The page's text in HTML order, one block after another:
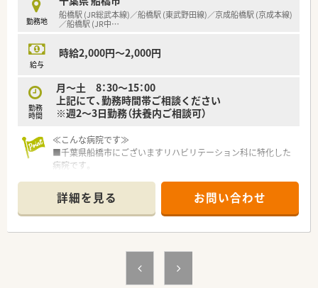
■年間休日120日、有給休暇の消化率98％！働き方改革を実現し
ている環境です。
■処方箋枚数は月間1300枚程度、外来はございません。
■常時3～4名／30～50代の方が在籍／薬剤師は全員ママさん薬
⇒子育てにも理解あり。お休みも協力しながら取得しておりま
す
■お休みも希望が出せ、土日連続でのお休みを取られる方も多い
■ドクターとの関係性良好
■駐車場あり／車通勤可能
■保育所・図書室・食堂利用可
勤務地
船橋駅 (JR総武本線)／船橋駅 (東武野田線)／京成船橋駅 (京成本線)
／船橋駅 (JR中…
給与
時給2,000円～2,000円
勤務
時間
月～土 8：30～15：00
上記にて、勤務時間帯ご相談ください
※週2～3日勤務（扶養内ご相談可）
≪こんな病院です≫
■千葉県船橋市にございますリハビリテーション科に特化した
病院です。
るため、落ち着いた環境下でご就業いただけます。
■天井が高く、内外装ともにとても綺麗な病院です。
■脳血管疾患、頭部外傷、脊髄損傷等により障害を持たれた患者
に対する家庭復帰を目的としています。
め、急性期とは異なり、入院時に亡くなる方は全退院者のうち
詳細を見る お問い合わせ